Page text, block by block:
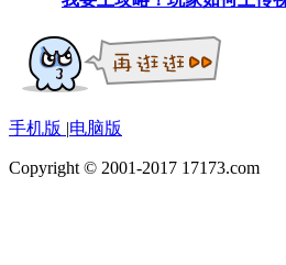
手机版 |电脑版
Copyright © 2001-2017 17173.com